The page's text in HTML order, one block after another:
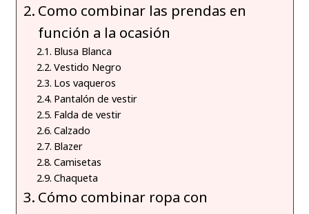
Como combinar las prendas en
función a la ocasión
Blusa Blanca
Vestido Negro
Los vaqueros
Pantalón de vestir
Falda de vestir
Calzado
Blazer
Camisetas
Chaqueta
Cómo combinar ropa con